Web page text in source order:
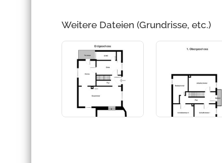
Weitere Dateien (Grundrisse, etc.)